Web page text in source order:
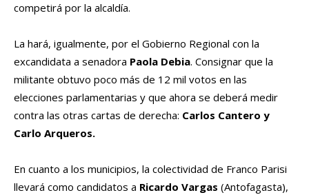
competirá por la alcaldía.
La hará, igualmente, por el Gobierno Regional con la
excandidata a senadora Paola Debia. Consignar que la
militante obtuvo poco más de 12 mil votos en las
elecciones parlamentarias y que ahora se deberá medir
contra las otras cartas de derecha: Carlos Cantero y
Carlo Arqueros.
En cuanto a los municipios, la colectividad de Franco Parisi
llevará como candidatos a Ricardo Vargas (Antofagasta),